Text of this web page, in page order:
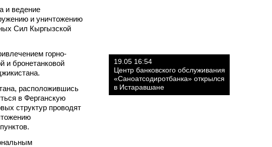
и ведение
и уничтожению
Сил Кыргызской
горно-
и бронетанковой
расположившись
в Ферганскую
структур проводят
19.05 16:54
Центр банковского обслуживания
«Саноатсодиротбанка» открылся
в Истаравшане